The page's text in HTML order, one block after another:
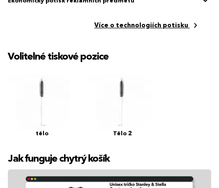
Více o technologiích potisku
Volitelné tiskové pozice
tělo Tělo 2
Jak funguje chytrý košík